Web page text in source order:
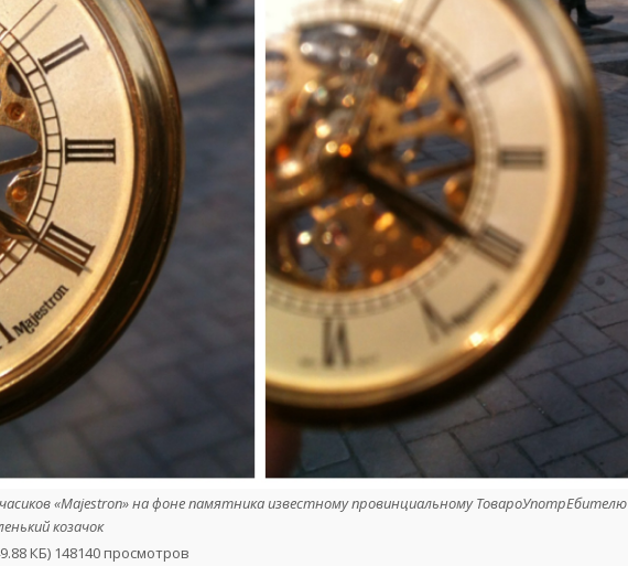
«Majestron» на фоне памятника известному провинциальному ТовароУпотрЕбителю
козачок
КБ) 148140 просмотров